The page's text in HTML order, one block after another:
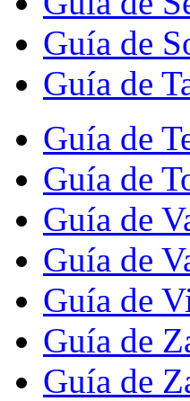
Guía de
Guía de
Guía de
Guía de
Guía de
Guía de
Guía de
Guía de
Guía de